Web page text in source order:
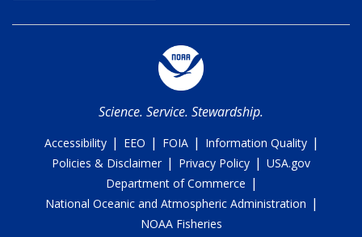
Science. Service. Stewardship.
Accessibility | EEO | FOIA | Information Quality |
Policies & Disclaimer | Privacy Policy | USA.gov
Department of Commerce |
National Oceanic and Atmospheric Administration |
NOAA Fisheries